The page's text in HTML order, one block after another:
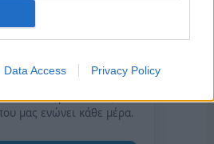
Data Access Privacy Policy
Ζωής μας
οι αυθεντικές ιστορίες,
καλοκαίρι και ένας
μας ενώνει κάθε μέρα.